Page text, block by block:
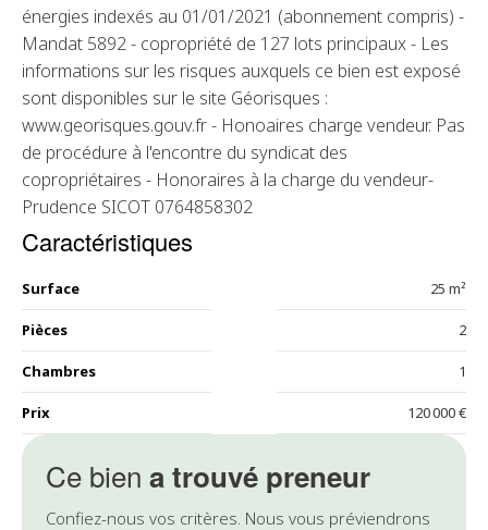
Ce bien a trouvé preneur
Confiez-nous vos critères. Nous vous préviendrons
énergies indexés au 01/01/2021 (abonnement compris) -
Mandat 5892 - copropriété de 127 lots principaux - Les
informations sur les risques auxquels ce bien est exposé
sont disponibles sur le site Géorisques :
www.georisques.gouv.fr - Honoaires charge vendeur. Pas
de procédure à l'encontre du syndicat des
copropriétaires - Honoraires à la charge du vendeur-
Prudence SICOT 0764858302
Caractéristiques
Surface 25 m²
Pièces 2
Chambres 1
Prix 120 000 €